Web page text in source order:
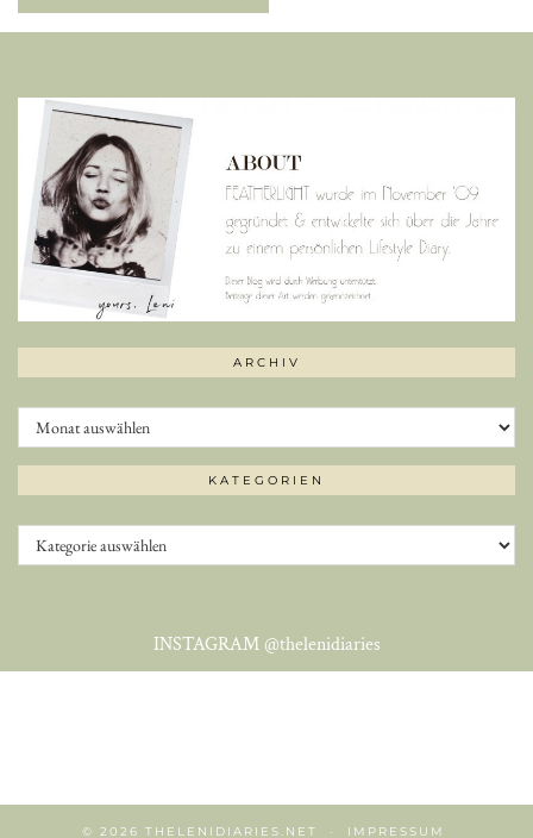
ARCHIV
Archiv
KATEGORIEN
Kategorien
INSTAGRAM @thelenidiaries
© 2026 THELENIDIARIES.NET IMPRESSUM